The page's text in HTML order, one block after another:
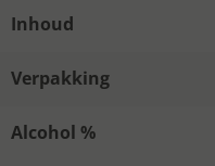
Inhoud
Verpakking
Alcohol %